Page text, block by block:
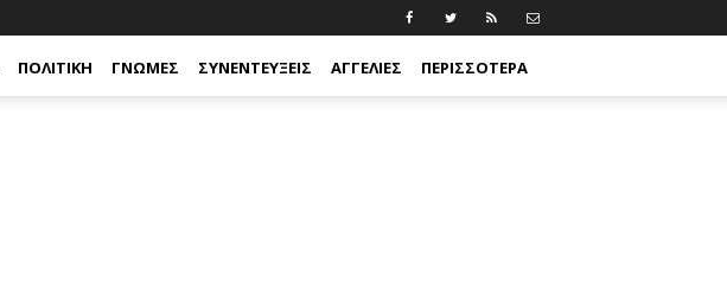
ΠΟΛΙΤΙΚΉ ΓΝΏΜΕΣ ΣΥΝΕΝΤΕΎΞΕΙΣ ΑΓΓΕΛΊΕΣ ΠΕΡΙΣΣΟΤΕΡΑ